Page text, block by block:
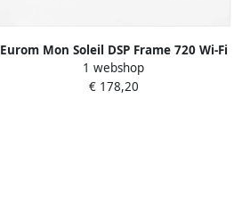
Eurom Mon Soleil DSP Frame 720 Wi-Fi
361995
1 webshop
€ 178,20